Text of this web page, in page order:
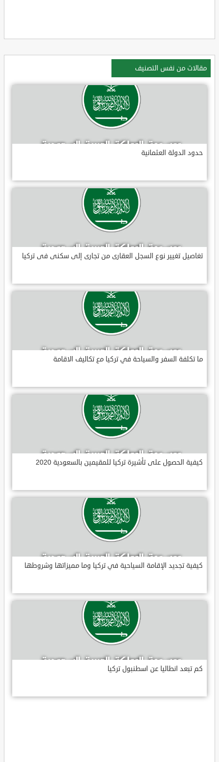
مقالات من نفس التصنيف
حدود الدولة العثمانية
تغاصيل تغيير نوع السجل العقارى من تجارى إلى سكنى فى تركيا
ما تكلفة السفر والسياحة في تركيا مع تكاليف الاقامة
كيفية الحصول على تأشيرة تركيا للمقيمين بالسعودية 2020
كيفية تجديد الإقامة السياحية في تركيا وما مميزاتها وشروطها
كم تبعد انطاليا عن اسطنبول تركيا